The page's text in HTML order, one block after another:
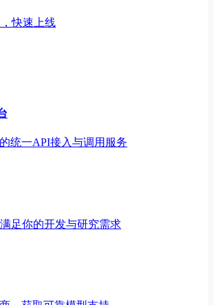
快速上线
统一API接入与调用服务
足你的开发与研究需求